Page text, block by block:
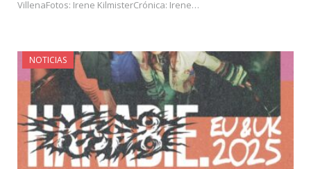
VillenaFotos: Irene KilmisterCrónica: Irene…
NOTICIAS